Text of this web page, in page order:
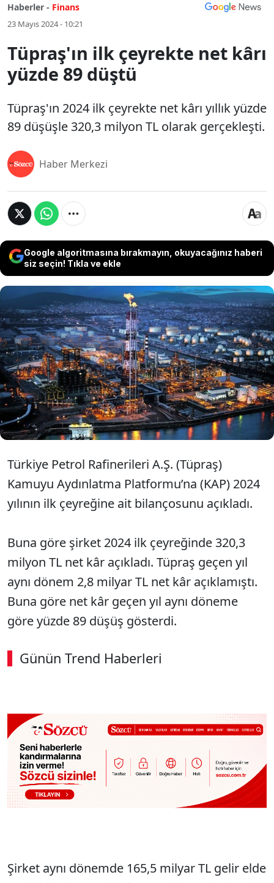
Haberler - Finans
23 Mayıs 2024 - 10:21
Tüpraş'ın ilk çeyrekte net kârı
yüzde 89 düştü
Tüpraş'ın 2024 ilk çeyrekte net kârı yıllık yüzde
89 düşüşle 320,3 milyon TL olarak gerçekleşti.
Haber Merkezi
Google algoritmasına bırakmayın, okuyacağınız haberi
siz seçin! Tıkla ve ekle
Tüpraş'ın 2024 ilk çeyrekte net kârı
yıllık yüzde 89 düşüşle 320,3 milyon
TL olarak gerçekleşti.
Türkiye Petrol Rafinerileri A.Ş. (Tüpraş)
Kamuyu Aydınlatma Platformu’na (KAP) 2024
yılının ilk çeyreğine ait bilançosunu açıkladı.
Buna göre şirket 2024 ilk çeyreğinde 320,3
milyon TL net kâr açıkladı. Tüpraş geçen yıl
aynı dönem 2,8 milyar TL net kâr açıklamıştı.
Buna göre net kâr geçen yıl aynı döneme
göre yüzde 89 düşüş gösterdi.
Günün Trend Haberleri
Şirket aynı dönemde 165,5 milyar TL gelir elde